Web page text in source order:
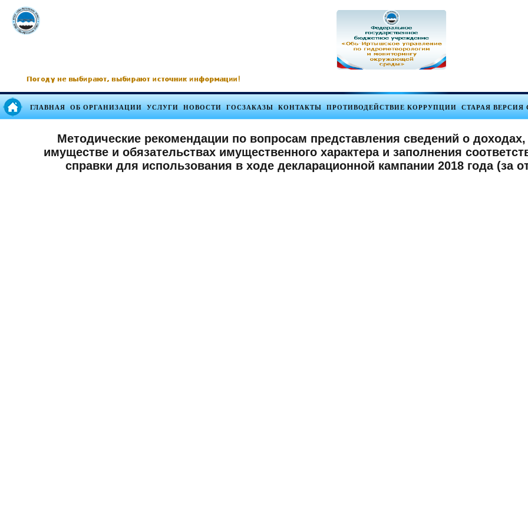
ГЛАВНАЯ ОБ ОРГАНИЗАЦИИ УСЛУГИ НОВОСТИ ГОСЗАКАЗЫ КОНТАКТЫ ПРОТИВОДЕЙСТВИЕ КОРРУПЦИИ СТАРАЯ ВЕРСИЯ
Методические рекомендации по вопросам представления сведений о
имуществе и обязательствах имущественного характера и заполнения
справки для использования в ходе декларационной кампании 2018 года (за